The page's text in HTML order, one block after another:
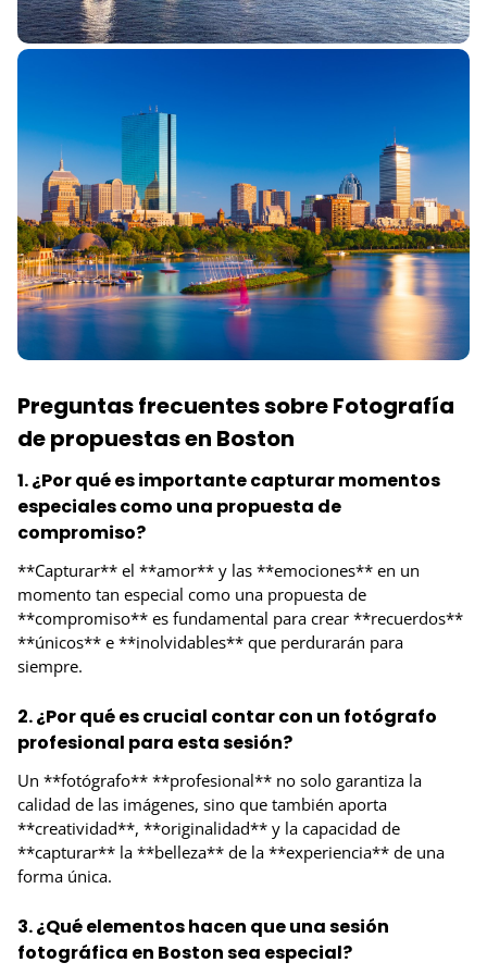
Preguntas frecuentes sobre Fotografía
de propuestas en Boston
1. ¿Por qué es importante capturar momentos
especiales como una propuesta de
compromiso?
**Capturar** el **amor** y las **emociones** en un
momento tan especial como una propuesta de
**compromiso** es fundamental para crear **recuerdos**
**únicos** e **inolvidables** que perdurarán para
siempre.
2. ¿Por qué es crucial contar con un fotógrafo
profesional para esta sesión?
Un **fotógrafo** **profesional** no solo garantiza la
calidad de las imágenes, sino que también aporta
**creatividad**, **originalidad** y la capacidad de
**capturar** la **belleza** de la **experiencia** de una
forma única.
3. ¿Qué elementos hacen que una sesión
fotográfica en Boston sea especial?